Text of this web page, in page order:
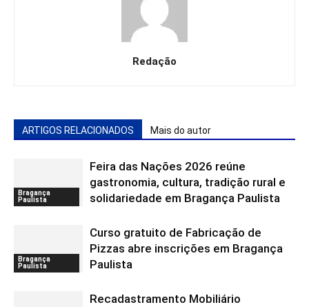
Redação
ARTIGOS RELACIONADOS Mais do autor
Bragança
Paulista
Feira das Nações 2026 reúne
gastronomia, cultura, tradição rural e
solidariedade em Bragança Paulista
Bragança
Paulista
Curso gratuito de Fabricação de
Pizzas abre inscrições em Bragança
Paulista
Recadastramento Mobiliário